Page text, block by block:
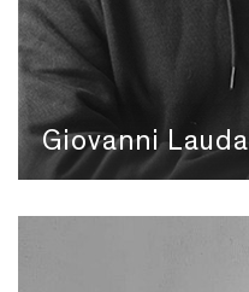
Giovanni Lauda